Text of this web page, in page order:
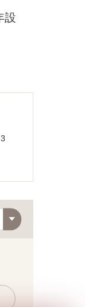
設